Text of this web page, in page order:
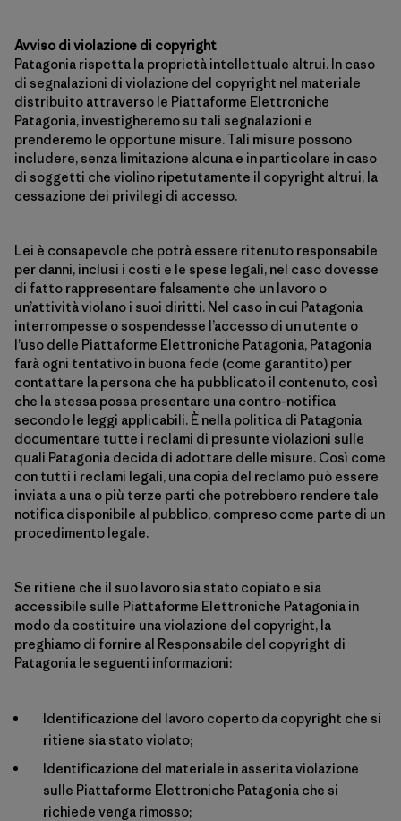
Avviso di violazione di copyright
Patagonia rispetta la proprietà intellettuale altrui. In caso
di segnalazioni di violazione del copyright nel materiale
distribuito attraverso le Piattaforme Elettroniche
Patagonia, investigheremo su tali segnalazioni e
prenderemo le opportune misure. Tali misure possono
includere, senza limitazione alcuna e in particolare in caso
di soggetti che violino ripetutamente il copyright altrui, la
cessazione dei privilegi di accesso.
Lei è consapevole che potrà essere ritenuto responsabile
per danni, inclusi i costi e le spese legali, nel caso dovesse
di fatto rappresentare falsamente che un lavoro o
un’attività violano i suoi diritti. Nel caso in cui Patagonia
interrompesse o sospendesse l’accesso di un utente o
l’uso delle Piattaforme Elettroniche Patagonia, Patagonia
farà ogni tentativo in buona fede (come garantito) per
contattare la persona che ha pubblicato il contenuto, così
che la stessa possa presentare una contro-notifica
secondo le leggi applicabili. È nella politica di Patagonia
documentare tutte i reclami di presunte violazioni sulle
quali Patagonia decida di adottare delle misure. Così come
con tutti i reclami legali, una copia del reclamo può essere
inviata a una o più terze parti che potrebbero rendere tale
notifica disponibile al pubblico, compreso come parte di un
procedimento legale.
Se ritiene che il suo lavoro sia stato copiato e sia
accessibile sulle Piattaforme Elettroniche Patagonia in
modo da costituire una violazione del copyright, la
preghiamo di fornire al Responsabile del copyright di
Patagonia le seguenti informazioni:
Identificazione del lavoro coperto da copyright che si
ritiene sia stato violato;
Identificazione del materiale in asserita violazione
sulle Piattaforme Elettroniche Patagonia che si
richiede venga rimosso;